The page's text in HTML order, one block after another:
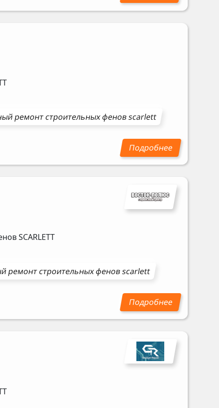
ремонтстроительных феновscarlett
SCARLETT
ремонтстроительных феновscarlett